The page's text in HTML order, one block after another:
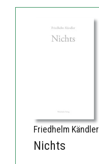
Friedhelm Kändler
Nichts